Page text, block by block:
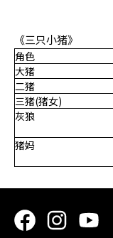
《三只小猪》
角色
大猪
二猪
三猪(猪女)
灰狼
猪妈